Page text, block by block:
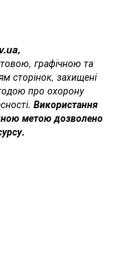
,
графічною та
сторінок, захищені
про охорону
Використання
метою дозволено